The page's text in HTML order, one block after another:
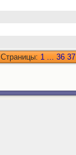
Страницы: 1 ... 36 37